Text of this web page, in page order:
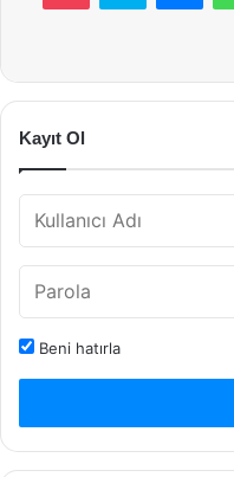
Kayıt Ol
Beni hatırla